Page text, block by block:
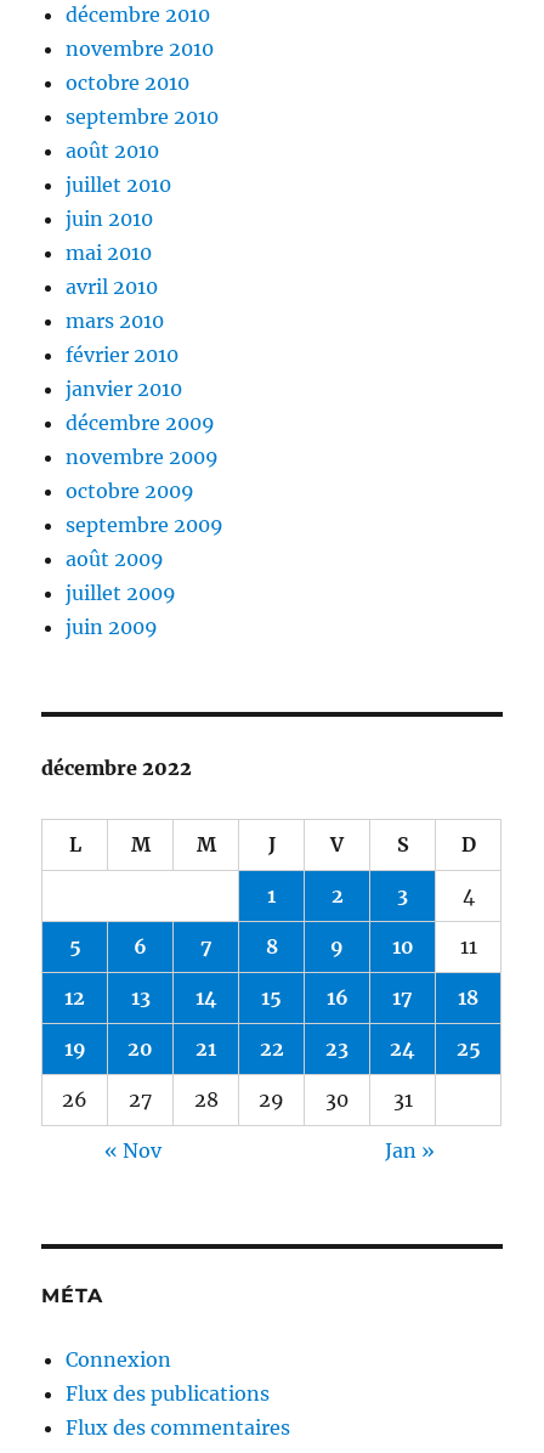
décembre 2010
novembre 2010
octobre 2010
septembre 2010
août 2010
juillet 2010
juin 2010
mai 2010
avril 2010
mars 2010
février 2010
janvier 2010
décembre 2009
novembre 2009
octobre 2009
septembre 2009
août 2009
juillet 2009
juin 2009
décembre 2022
L M M J V S D
1 2 3 4
5 6 7 8 9 10 11
12 13 14 15 16 17 18
19 20 21 22 23 24 25
26 27 28 29 30 31
« Nov Jan »
MÉTA
Connexion
Flux des publications
Flux des commentaires